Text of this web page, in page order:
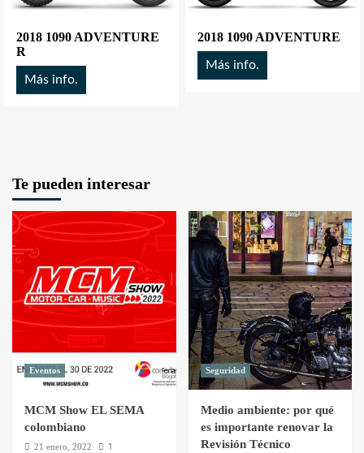
2018 1090 ADVENTURE
R
Más info.
2018 1090 ADVENTURE
Más info.
Te pueden interesar
Eventos
MCM Show EL SEMA
colombiano
21 enero, 2022 1
Seguridad
Medio ambiente: por qué
es importante renovar la
Revisión Técnico